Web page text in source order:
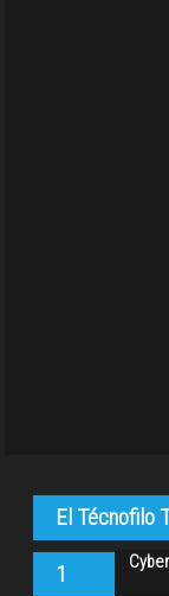
El Técnofilo
1